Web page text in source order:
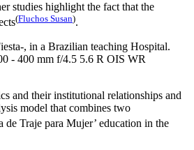
studies highlight the fact that the
(Fluchos Susan).
, in a Brazilian teaching Hospital.
- 400 mm f/4.5 5.6 R OIS WR
and their institutional relationships and
model that combines two
de Traje para Mujer’ education in the